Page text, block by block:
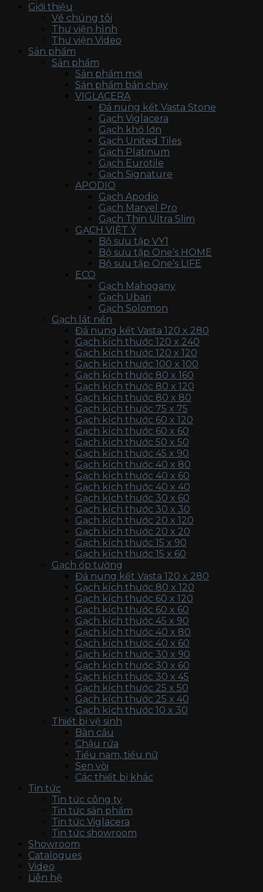
Giới thiệu
Về chúng tôi
Thư viện hình
Thư viện Video
Sản phẩm
Sản phẩm
Sản phẩm mới
Sản phẩm bán chạy
VIGLACERA
Đá nung kết Vasta Stone
Gạch Viglacera
Gạch khổ lớn
Gạch United Tiles
Gạch Platinum
Gạch Eurotile
Gạch Signature
APODIO
Gạch Apodio
Gạch Marvel Pro
Gạch Thin Ultra Slim
GẠCH VIỆT Ý
Bộ sưu tập VY1
Bộ sưu tập One’s HOME
Bộ sưu tập One’s LIFE
ECO
Gạch Mahogany
Gạch Ubari
Gạch Solomon
Gạch lát nền
Đá nung kết Vasta 120 x 280
Gạch kích thước 120 x 240
Gạch kích thước 120 x 120
Gạch kích thước 100 x 100
Gạch kích thước 80 x 160
Gạch kích thước 80 x 120
Gạch kích thước 80 x 80
Gạch kích thước 75 x 75
Gạch kích thước 60 x 120
Gạch kích thước 60 x 60
Gạch kích thước 50 x 50
Gạch kích thước 45 x 90
Gạch kích thước 40 x 80
Gạch kích thước 40 x 60
Gạch kích thước 40 x 40
Gạch kích thước 30 x 60
Gạch kích thước 30 x 30
Gạch kích thước 20 x 120
Gạch kích thước 20 x 20
Gạch kích thước 15 x 90
Gạch kích thước 15 x 60
Gạch ốp tường
Đá nung kết Vasta 120 x 280
Gạch kích thước 80 x 120
Gạch kích thước 60 x 120
Gạch kích thước 60 x 60
Gạch kích thước 45 x 90
Gạch kích thước 40 x 80
Gạch kích thước 40 x 60
Gạch kích thước 30 x 90
Gạch kích thước 30 x 60
Gạch kích thước 30 x 45
Gạch kích thước 25 x 50
Gạch kích thước 25 x 40
Gạch kích thước 10 x 30
Thiết bị vệ sinh
Bàn cầu
Chậu rửa
Tiểu nam, tiểu nữ
Sen vòi
Các thiết bị khác
Tin tức
Tin tức công ty
Tin tức sản phẩm
Tin tức Viglacera
Tin tức showroom
Showroom
Catalogues
Video
Liên hệ